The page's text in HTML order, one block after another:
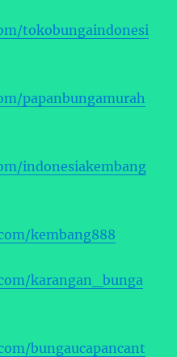
tokobungaindonesi
papanbungamurah
indonesiakembang
kembang888
karangan_bunga
bungaucapancant